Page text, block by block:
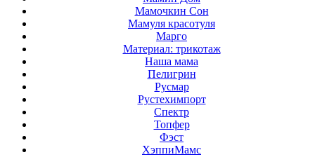
Мамочкин Сон
Мамуля красотуля
Марго
Материал: трикотаж
Наша мама
Пелигрин
Русмар
Рустехимпорт
Спектр
Топфер
Фэст
ХэппиМамс